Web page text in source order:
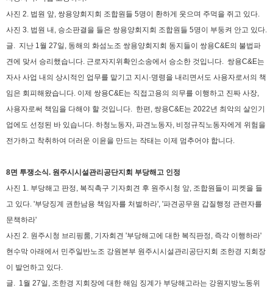
사진 2. 법원 앞, 쌍용양회지회 조합원들 5명이 환하게 웃으며 주먹을 쥐고 있다.
사진 3. 법원 내, 승소판결을 들은 쌍용양회지회 조합원들 5명이 부둥켜 안고 있다.
글. 지난 1월 27일, 동해의 화섬노조 쌍용양회지회 동지들이 쌍용C&E의 불법파
견에 맞서 승리했습니다. 근로자지위확인소송에서 승소한 것입니다. 쌍용C&E는
자사 사업 내의 상시적인 업무를 맡기고 지시·명령을 내리면서도 사용자로서의 책
임은 회피해왔습니다. 이제 쌍용C&E는 직접고용의 의무를 이행하고 진짜 사장,
사용자로써 책임을 다해야 할 것입니다. 한편, 쌍용C&E는 2022년 최악의 살인기
업에도 선정된 바 있습니다. 하청노동자, 파견노동자, 비정규직노동자에게 위험을
전가하고 착취하여 더러운 이윤을 만드는 작태는 이제 멈추어야 합니다.
8면 투쟁소식. 원주시시설관리공단지회 부당해고 인정
사진 1. 부당해고 판정, 복직촉구 기자회견 후 원주시청 앞, 조합원들이 피켓을 들
고 있다. '부당징계 권한남용 책임자를 처벌하라', '파견공무원 갑질행정 관련자를
문책하라'
사진 2. 원주시청 브리핑룸, 기자회견 '부당해고에 대한 복직판정, 즉각 이행하라'
현수막 아래에서 민주일반노조 강원본부 원주시시설관리공단지회 조한경 지회장
이 발언하고 있다.
글. 1월 27일, 조한경 지회장에 대한 해임 징계가 부당해고라는 강원지방노동위